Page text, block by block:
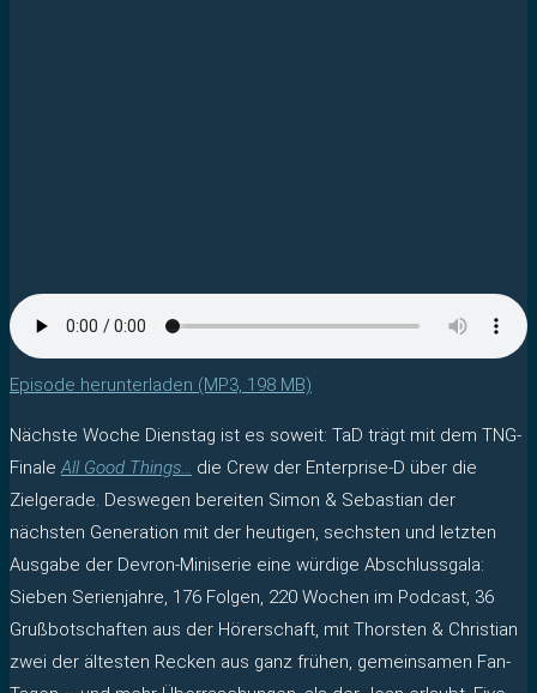
Episode herunterladen (MP3, 198 MB)
Nächste Woche Dienstag ist es soweit: TaD trägt mit dem TNG-
FinaleAll Good Things… die Crew der Enterprise-D über die
Zielgerade. Deswegen bereiten Simon & Sebastian der
nächsten Generation mit der heutigen, sechsten und letzten
Ausgabe der Devron-Miniserie eine würdige Abschlussgala:
Sieben Serienjahre, 176 Folgen, 220 Wochen im Podcast, 36
Grußbotschaften aus der Hörerschaft, mit Thorsten & Christian
zwei der ältesten Recken aus ganz frühen, gemeinsamen Fan-